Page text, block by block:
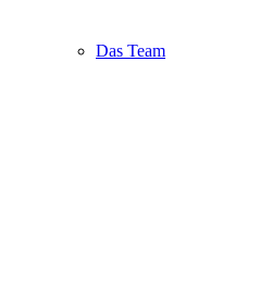
Das Team